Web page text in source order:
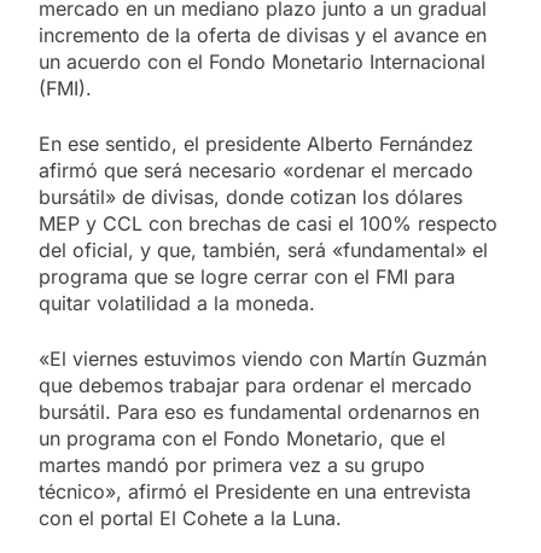
mercado en un mediano plazo junto a un gradual
incremento de la oferta de divisas y el avance en
un acuerdo con el Fondo Monetario Internacional
(FMI).
En ese sentido, el presidente Alberto Fernández
afirmó que será necesario «ordenar el mercado
bursátil» de divisas, donde cotizan los dólares
MEP y CCL con brechas de casi el 100% respecto
del oficial, y que, también, será «fundamental» el
programa que se logre cerrar con el FMI para
quitar volatilidad a la moneda.
«El viernes estuvimos viendo con Martín Guzmán
que debemos trabajar para ordenar el mercado
bursátil. Para eso es fundamental ordenarnos en
un programa con el Fondo Monetario, que el
martes mandó por primera vez a su grupo
técnico», afirmó el Presidente en una entrevista
con el portal El Cohete a la Luna.